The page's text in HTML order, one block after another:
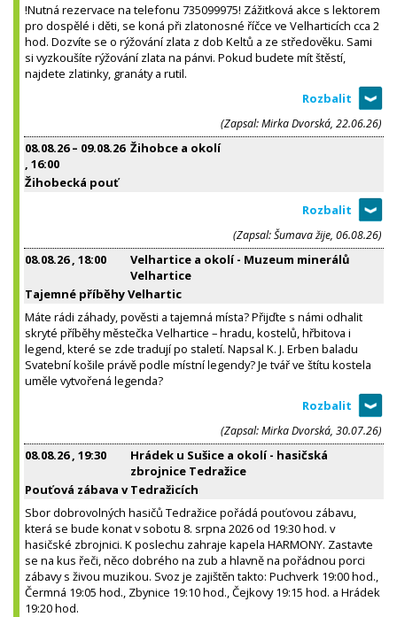
!Nutná rezervace na telefonu 735099975! Zážitková akce s lektorem
pro dospělé i děti, se koná při zlatonosné říčce ve Velharticích cca 2
hod. Dozvíte se o rýžování zlata z dob Keltů a ze středověku. Sami
si vyzkoušíte rýžování zlata na pánvi. Pokud budete mít štěstí,
najdete zlatinky, granáty a rutil.
(Zapsal: Mirka Dvorská, 22.06.26)
08.08.26– 09.08.26
, 16:00
Žihobce a okolí
Žihobecká pouť
(Zapsal: Šumava žije, 06.08.26)
08.08.26, 18:00
Velhartice a okolí - Muzeum minerálů
Velhartice
Tajemné příběhy Velhartic
Máte rádi záhady, pověsti a tajemná místa? Přijďte s námi odhalit
skryté příběhy městečka Velhartice – hradu, kostelů, hřbitova i
legend, které se zde tradují po staletí. Napsal K. J. Erben baladu
Svatební košile právě podle místní legendy? Je tvář ve štítu kostela
uměle vytvořená legenda?
(Zapsal: Mirka Dvorská, 30.07.26)
08.08.26, 19:30
Hrádek u Sušice a okolí - hasičská
zbrojnice Tedražice
Pouťová zábava v Tedražicích
Sbor dobrovolných hasičů Tedražice pořádá pouťovou zábavu,
která se bude konat v sobotu 8. srpna 2026 od 19:30 hod. v
hasičské zbrojnici. K poslechu zahraje kapela HARMONY. Zastavte
se na kus řeči, něco dobrého na zub a hlavně na pořádnou porci
zábavy s živou muzikou. Svoz je zajištěn takto: Puchverk 19:00 hod.,
Čermná 19:05 hod., Zbynice 19:10 hod., Čejkovy 19:15 hod. a Hrádek
19:20 hod.